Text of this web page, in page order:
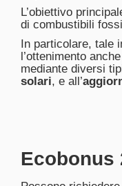
L’obiettivo
di combustibili
In particolare, tale
l’ottenimento
mediante diversi
solari, e all’
Ecobonus